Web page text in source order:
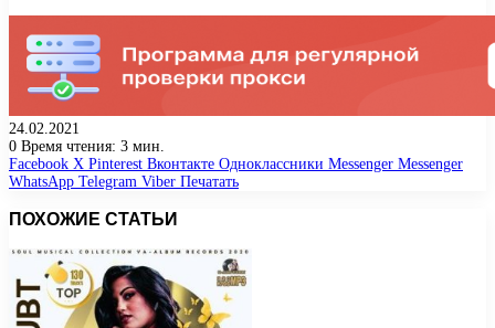
24.02.2021
0 Время чтения: 3 мин.
Facebook X Pinterest Вконтакте Одноклассники Messenger Messenger
WhatsApp Telegram Viber Печатать
ПОХОЖИЕ СТАТЬИ